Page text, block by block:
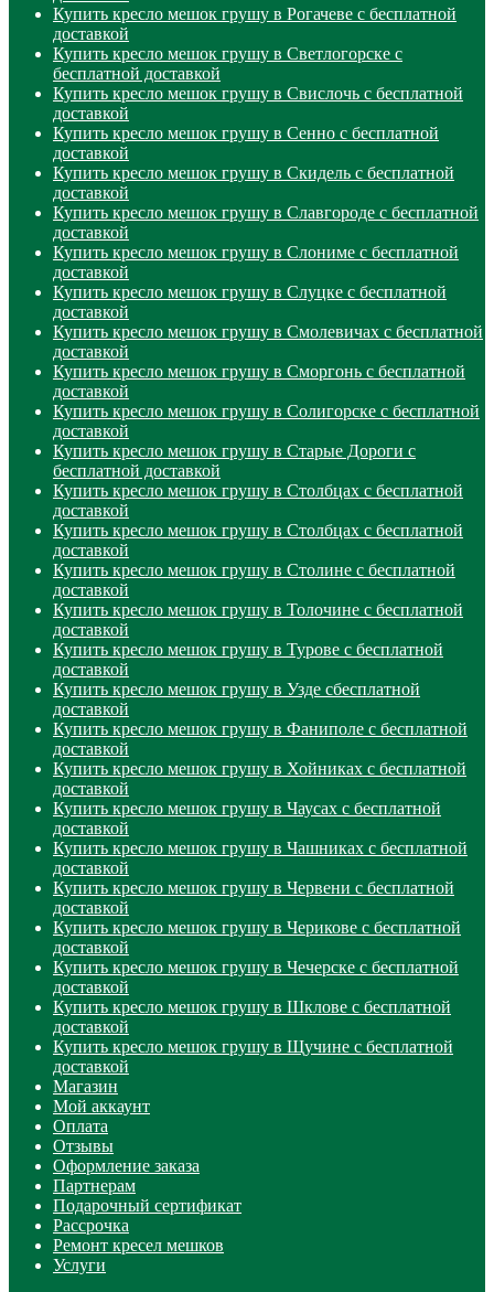
Купить кресло мешок грушу в Рогачеве с бесплатной
доставкой
Купить кресло мешок грушу в Светлогорске с
бесплатной доставкой
Купить кресло мешок грушу в Свислочь с бесплатной
доставкой
Купить кресло мешок грушу в Сенно с бесплатной
доставкой
Купить кресло мешок грушу в Скидель с бесплатной
доставкой
Купить кресло мешок грушу в Славгороде с бесплатной
доставкой
Купить кресло мешок грушу в Слониме с бесплатной
доставкой
Купить кресло мешок грушу в Слуцке с бесплатной
доставкой
Купить кресло мешок грушу в Смолевичах с бесплатной
доставкой
Купить кресло мешок грушу в Сморгонь с бесплатной
доставкой
Купить кресло мешок грушу в Солигорске с бесплатной
доставкой
Купить кресло мешок грушу в Старые Дороги с
бесплатной доставкой
Купить кресло мешок грушу в Столбцах с бесплатной
доставкой
Купить кресло мешок грушу в Столбцах с бесплатной
доставкой
Купить кресло мешок грушу в Столине с бесплатной
доставкой
Купить кресло мешок грушу в Толочине с бесплатной
доставкой
Купить кресло мешок грушу в Турове с бесплатной
доставкой
Купить кресло мешок грушу в Узде сбесплатной
доставкой
Купить кресло мешок грушу в Фаниполе с бесплатной
доставкой
Купить кресло мешок грушу в Хойниках с бесплатной
доставкой
Купить кресло мешок грушу в Чаусах с бесплатной
доставкой
Купить кресло мешок грушу в Чашниках с бесплатной
доставкой
Купить кресло мешок грушу в Червени с бесплатной
доставкой
Купить кресло мешок грушу в Черикове с бесплатной
доставкой
Купить кресло мешок грушу в Чечерске с бесплатной
доставкой
Купить кресло мешок грушу в Шклове с бесплатной
доставкой
Купить кресло мешок грушу в Щучине с бесплатной
доставкой
Магазин
Мой аккаунт
Оплата
Отзывы
Оформление заказа
Партнерам
Подарочный сертификат
Рассрочка
Ремонт кресел мешков
Услуги